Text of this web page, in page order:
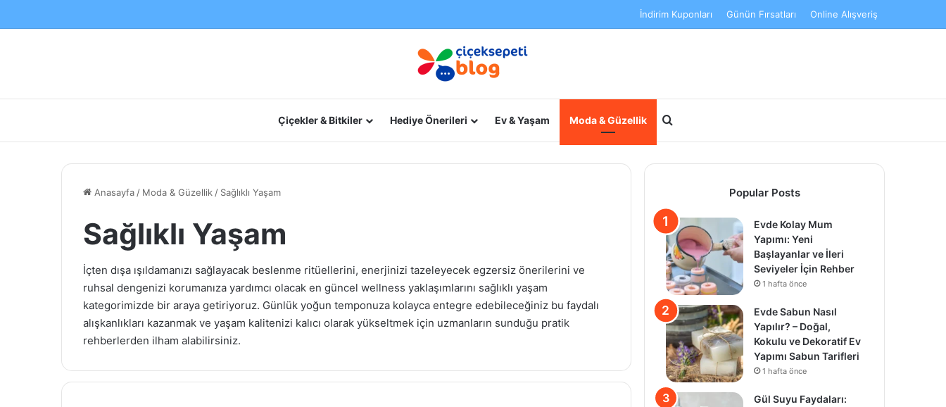
İndirim Kuponları Günün Fırsatları Online Alışveriş
Çiçekler & Bitkiler Hediye Önerileri Ev & Yaşam Moda & Güzellik Arama yap ...
Anasayfa / Moda & Güzellik / Sağlıklı Yaşam
Sağlıklı Yaşam
İçten dışa ışıldamanızı sağlayacak beslenme ritüellerini, enerjinizi tazeleyecek egzersiz önerilerini ve
ruhsal dengenizi korumanıza yardımcı olacak en güncel wellness yaklaşımlarını sağlıklı yaşam
kategorimizde bir araya getiriyoruz. Günlük yoğun temponuza kolayca entegre edebileceğiniz bu faydalı
alışkanlıkları kazanmak ve yaşam kalitenizi kalıcı olarak yükseltmek için uzmanların sunduğu pratik
rehberlerden ilham alabilirsiniz.
Popular Posts
Evde Kolay Mum
Yapımı: Yeni
Başlayanlar ve İleri
Seviyeler İçin Rehber
1 hafta önce
Evde Sabun Nasıl
Yapılır? – Doğal,
Kokulu ve Dekoratif Ev
Yapımı Sabun Tarifleri
1 hafta önce
Gül Suyu Faydaları: